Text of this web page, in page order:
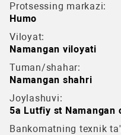
Protsessing markazi:
Humo
Viloyat:
Namangan viloyati
Tuman/shahar:
Namangan shahri
Joylashuvi:
5a Lutfiy st Namangan
Bankomatning texnik